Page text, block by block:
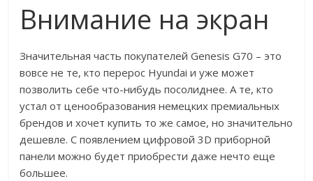
Внимание на экран
Значительная часть покупателей Genesis G70 – это
вовсе не те, кто перерос Hyundai и уже может
позволить себе что-нибудь посолиднее. А те, кто
устал от ценообразования немецких премиальных
брендов и хочет купить то же самое, но значительно
дешевле. С появлением цифровой 3D приборной
панели можно будет приобрести даже нечто еще
большее.